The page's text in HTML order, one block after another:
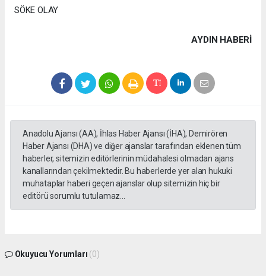
SÖKE OLAY
AYDIN HABERİ
Anadolu Ajansı (AA), İhlas Haber Ajansı (İHA), Demirören
Haber Ajansı (DHA) ve diğer ajanslar tarafından eklenen tüm
haberler, sitemizin editörlerinin müdahalesi olmadan ajans
kanallarından çekilmektedir. Bu haberlerde yer alan hukuki
muhataplar haberi geçen ajanslar olup sitemizin hiç bir
editörü sorumlu tutulamaz...
Okuyucu Yorumları (0)